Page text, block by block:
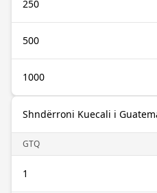
250
500
1000
Shndërroni Kuecali i
GTQ
1